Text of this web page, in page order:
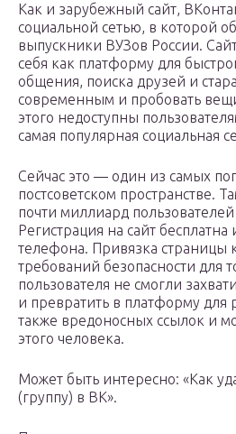
Как и зарубежный сайт,
социальной сетью, в которой
выпускники ВУЗов России.
себя как платформу для
общения, поиска друзей и
современным и пробовать
этого недоступны
самая популярная социальная
Сейчас это — один из самых
постсоветском пространстве.
почти миллиард
Регистрация на сайт
телефона. Привязка страницы
требований безопасности для
пользователя не смогли
и превратить в платформу для
также вредоносных ссылок и
этого человека.
Может быть интересно: «Как
(группу) в ВК».